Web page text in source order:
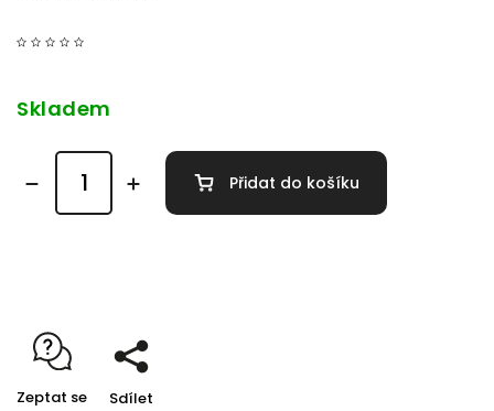
Skladem
Přidat do košíku
Zeptat se Sdílet